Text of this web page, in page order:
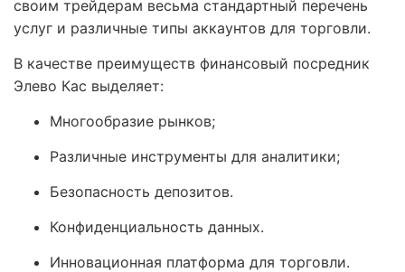
своим трейдерам весьма стандартный перечень
услуг и различные типы аккаунтов для торговли.
В качестве преимуществ финансовый посредник
Элево Кас выделяет:
Многообразие рынков;
Различные инструменты для аналитики;
Безопасность депозитов.
Конфиденциальность данных.
Инновационная платформа для торговли.